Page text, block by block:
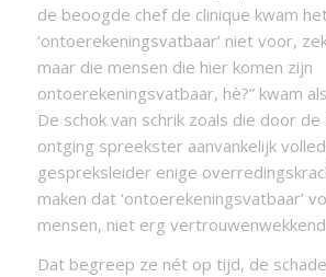
de beoogde chef de clinique kwam
‘ontoerekeningsvatbaar’ niet voor,
maar die mensen die hier komen zijn
ontoerekeningsvatbaar, hè?” kwam
De schok van schrik zoals die door
ontging spreekster aanvankelijk
gespreksleider enige
maken dat ‘ontoerekeningsvatbaar’
mensen, niet erg
Dat begreep ze nét op tijd, de